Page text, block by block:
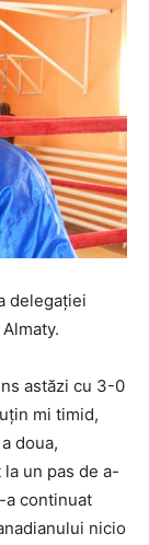
delegaţiei
astăzi cu 3-0
mi timid,
doua,
un pas de a-
a continuat
nicio